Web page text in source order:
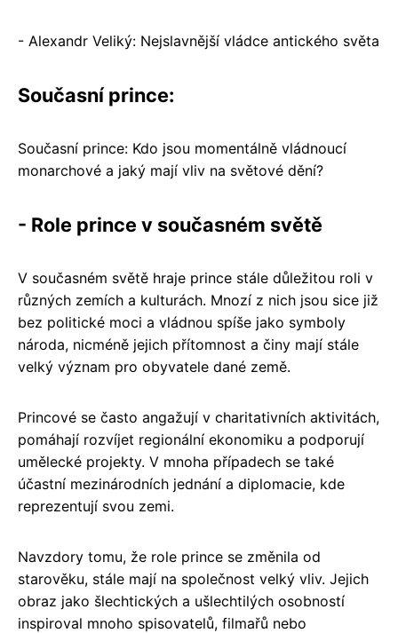
- Alexandr Veliký: Nejslavnější vládce antického světa
Současní prince:
Současní prince: Kdo jsou momentálně vládnoucí
monarchové a jaký mají vliv na světové dění?
- Role prince v současném světě
V současném světě hraje prince stále důležitou roli v
různých zemích a kulturách. Mnozí z nich jsou sice již
bez politické moci a vládnou spíše jako symboly
národa, nicméně jejich přítomnost a činy mají stále
velký význam pro obyvatele dané země.
Princové se často angažují v charitativních aktivitách,
pomáhají rozvíjet regionální ekonomiku a podporují
umělecké projekty. V mnoha případech se také
účastní mezinárodních jednání a diplomacie, kde
reprezentují svou zemi.
Navzdory tomu, že role prince se změnila od
starověku, stále mají na společnost velký vliv. Jejich
obraz jako šlechtických a ušlechtilých osobností
inspiroval mnoho spisovatelů, filmařů nebo